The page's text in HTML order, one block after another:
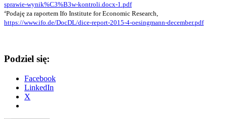
sprawie-wynik%C3%B3w-kontroli.docx-1.pdf
4Podaję za raportem Ifo Institute for Economic Research,
https://www.ifo.de/DocDL/dice-report-2015-4-oesingmann-december.pdf
Podziel się:
Facebook
LinkedIn
X